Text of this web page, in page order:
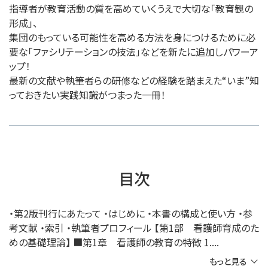
指導者が教育活動の質を高めていくうえで大切な「教育観の
形成」、
集団のもっている可能性を高める方法を身につけるために必
要な「ファシリテーションの技法」などを新たに追加しパワーア
ップ！
最新の文献や執筆者らの研修などの経験を踏まえた“いま”知
っておきたい実践知識がつまった一冊！
目次
・第2版刊行にあたって ・はじめに ・本書の構成と使い方 ・参
考文献 ・索引 ・執筆者プロフィール 【第1部 看護師育成のた
めの基礎理論】 ■第1章 看護師の教育の特徴 1....
もっと見る